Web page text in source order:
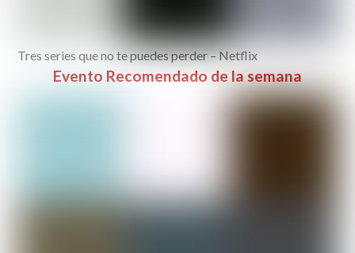
Tres series que no te puedes perder – Netflix
Evento Recomendado de la semana